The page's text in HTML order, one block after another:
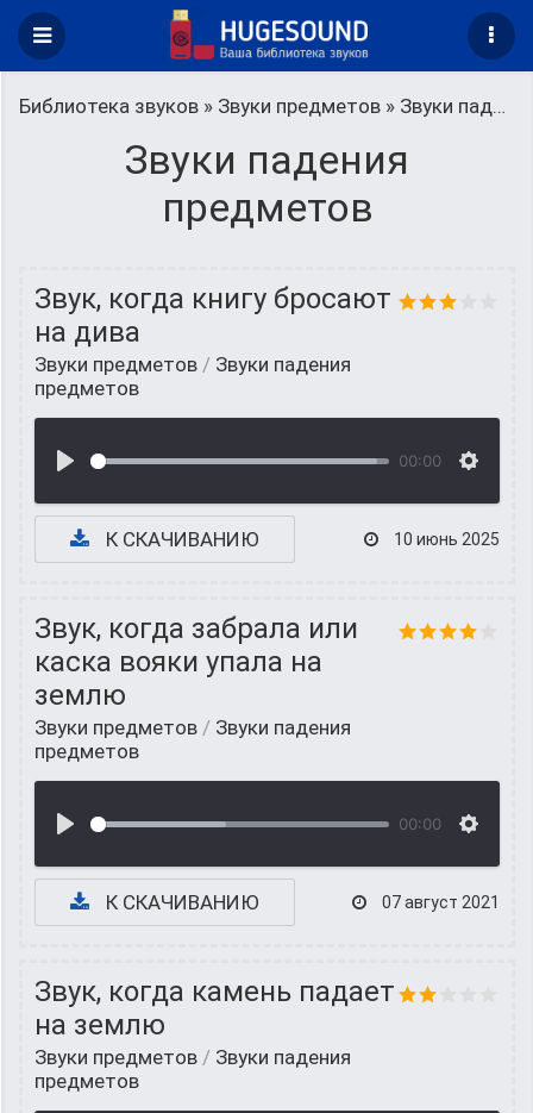
Библиотека звуков » Звуки предметов » Звуки падения предметов
Звуки падения
предметов
Звук, когда книгу бросают
на дива
Звуки предметов / Звуки падения
предметов
00:00
К СКАЧИВАНИЮ 10 июнь 2025
Звук, когда забрала или
каска вояки упала на
землю
Звуки предметов / Звуки падения
предметов
00:00
К СКАЧИВАНИЮ 07 август 2021
Звук, когда камень падает
на землю
Звуки предметов / Звуки падения
предметов